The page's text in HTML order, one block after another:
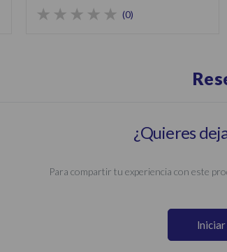
(0)
¿Quieres
Para compartir tu experiencia con este
Iniciar